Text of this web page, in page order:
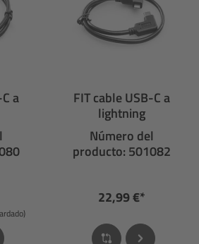
a
FIT cable USB-C a
lightning
Número del
producto: 501082
22,99 €*